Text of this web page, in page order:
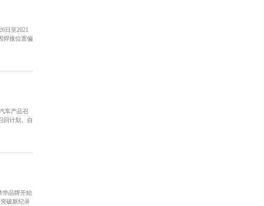
日至2021
焊接位置偏
车产品召
回计划。自
华品牌开始
破新纪录